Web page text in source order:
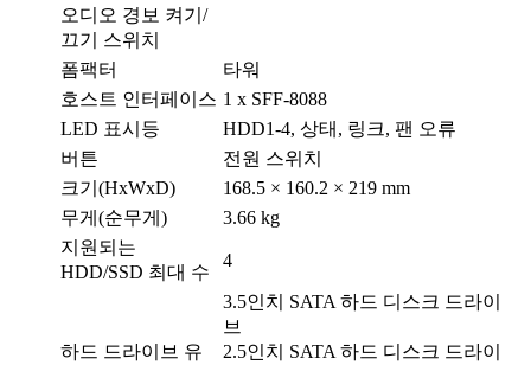
오디오 경보 켜기/
끄기 스위치
폼팩터
타워
호스트 인터페이스 1 x SFF-8088
LED 표시등
HDD1-4, 상태, 링크, 팬 오류
버튼
전원 스위치
크기(HxWxD)
168.5 × 160.2 × 219 mm
무게(순무게)
3.66 kg
지원되는
HDD/SSD 최대 수
4
하드 드라이브 유
3.5인치 SATA 하드 디스크 드라이
브
2.5인치 SATA 하드 디스크 드라이